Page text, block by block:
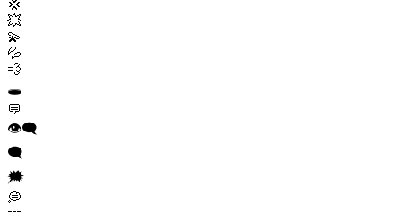
💢
💥
💫
💦
💨
🕳️
💬
👁️‍🗨️
🗨️
🗯️
💭